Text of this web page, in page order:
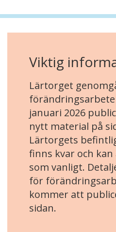
Viktig
Lärtorget
förändringsarbete
januari 2026
nytt material på
Lärtorgets
finns kvar och kan
som vanligt.
för
kommer att
sidan.